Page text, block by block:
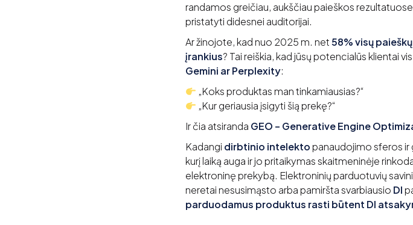
randamos greičiau, aukščiau paieškos
pristatyti didesnei auditorijai.
Ar žinojote, kad nuo 2025 m. net58% visų
įrankius? Tai reiškia, kad jūsų potencialūs klientai
Gemini ar Perplexity:
„Koks produktas man tinkamiausias?“
„Kur geriausia įsigyti šią prekę?“
Ir čia atsiranda GEO – Generative Engine
Kadangi dirbtinio intelektopanaudojimo sferos ir
kurį laiką auga ir jo pritaikymas skaitmeninėje
elektroninę prekybą. Elektroninių parduotuvių
neretai nesusimąsto arba pamiršta svarbiausio DI
parduodamus produktus rasti būtent DI